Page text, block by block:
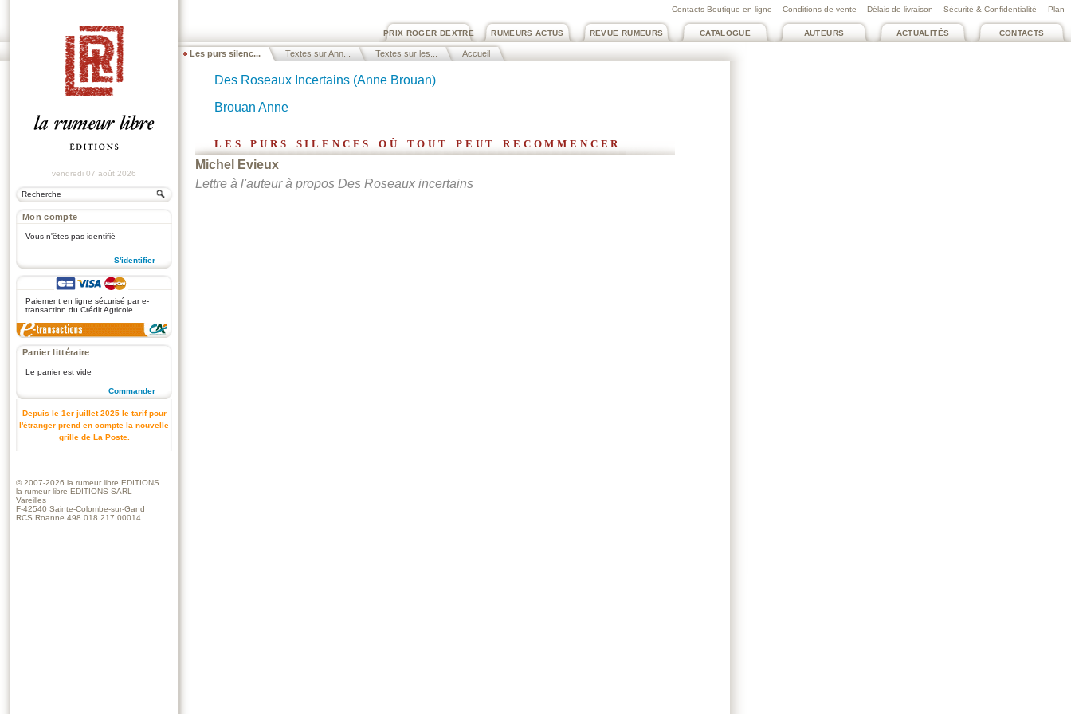
Plan
Contacts Boutique en ligne Conditions de vente Délais de livraison Sécurité & Confidentialité
CONTACTS
ACTUALITÉS
AUTEURS
CATALOGUE
REVUE RUMEURS
RUMEURS ACTUS
PRIX ROGER DEXTRE
Les purs silenc... Textes sur Ann... Textes sur les... Accueil
vendredi 07 août 2026
Mon compte
Vous n'êtes pas identifié
S'identifier
Paiement en ligne sécurisé par e-
transaction du Crédit Agricole
Panier littéraire
Le panier est vide
Commander
Depuis le 1er juillet 2025 le tarif pour
l'étranger prend en compte la nouvelle
grille de La Poste.
Des Roseaux Incertains (Anne Brouan)
Brouan Anne
les purs silences où tout peut recommencer
Michel Evieux
Lettre à l'auteur à propos Des Roseaux incertains
© 2007-2026 la rumeur libre EDITIONS
la rumeur libre EDITIONS SARL
Vareilles
F-42540 Sainte-Colombe-sur-Gand
RCS Roanne 498 018 217 00014